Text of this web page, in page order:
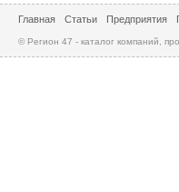
Главная Статьи Предприятия
© Регион 47 - каталог компаний,